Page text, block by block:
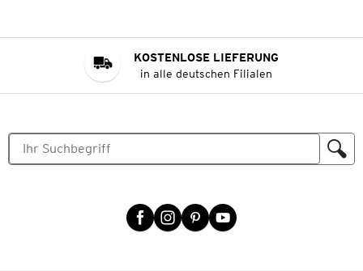
KOSTENLOSE LIEFERUNG
in alle deutschen Filialen